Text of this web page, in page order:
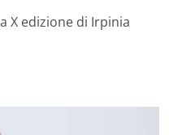
X edizione di Irpinia